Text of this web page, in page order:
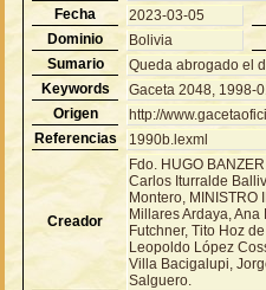
Fecha
2023-03-05
Dominio
Bolivia
Sumario
Queda abrogado el
Keywords
Gaceta 2048, 1998-
Origen
http://
Referencias
1990b.lexml
Creador
Fdo. HUGO
Carlos Iturralde
Montero, MINISTRO
Millares Ardaya,
Futchner, Tito Hoz
Leopoldo López
Villa Bacigalupi,
Salguero.